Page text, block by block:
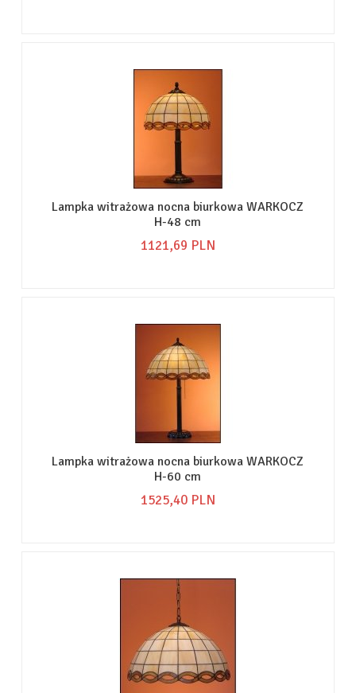
Lampka witrażowa nocna biurkowa WARKOCZ
H-48 cm
1121,69 PLN
Lampka witrażowa nocna biurkowa WARKOCZ
H-60 cm
1525,40PLN